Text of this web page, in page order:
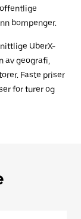
bompenger.
UberX-
av geografi,
Faste priser
for turer og